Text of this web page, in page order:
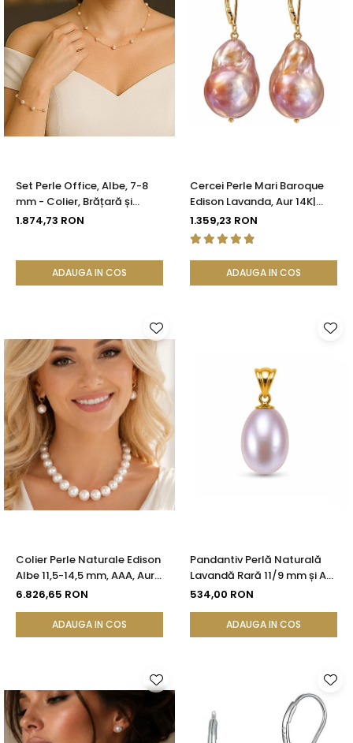
Set Perle Office, Albe, 7-8
mm - Colier, Brățară și
Cercei, Aur Galben 14K |
1.874,73 RON
ADAUGA IN COS
Cercei Perle Mari Baroque
Edison Lavanda, Aur 14K|
KASKADDA®
1.359,23 RON
ADAUGA IN COS
Colier Perle Naturale Edison
Albe 11,5-14,5 mm, AAA, Aur
Galben 14K | KASKADDA®
6.826,65 RON
ADAUGA IN COS
Pandantiv Perlă Naturală
Lavandă Rară 11/9 mm și Aur
Galben 14K (aur 585) |
534,00 RON
ADAUGA IN COS